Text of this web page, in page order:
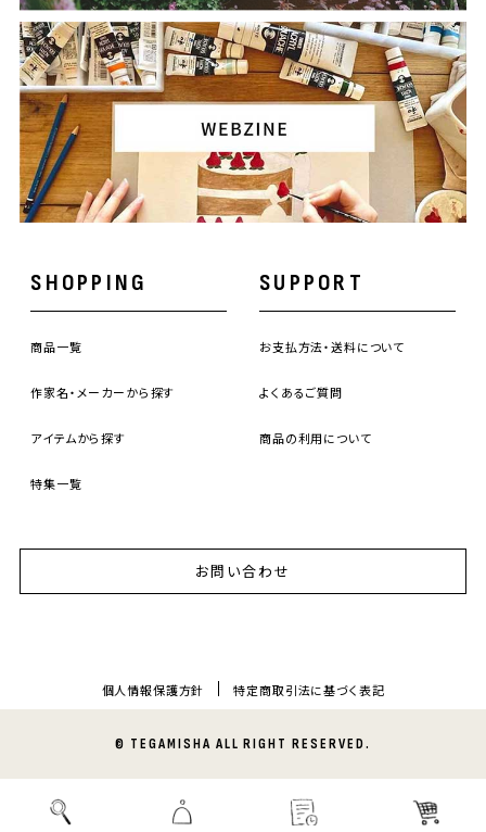
SHOPPING
商品一覧
作家名・メーカーから探す
アイテムから探す
特集一覧
SUPPORT
お支払方法・送料について
よくあるご質問
商品の利用について
お問い合わせ
個人情報保護方針 特定商取引法に基づく表記
© TEGAMISHA ALL RIGHT RESERVED.